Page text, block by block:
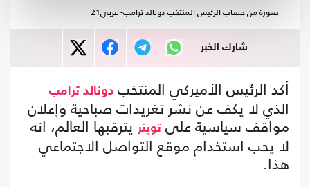
صورة من حساب الرئيس المنتخب دونالد ترامب- عربي21
شارك الخبر
أكد الرئيس الأميركي المنتخب دونالد ترامب
الذي لا يكف عن نشر تغريدات صباحية وإعلان
مواقف سياسية على تويتر يترقبها العالم، انه
لا يحب استخدام موقع التواصل الاجتماعي
هذا.